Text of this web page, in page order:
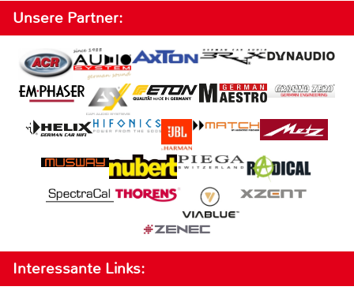
Unsere Partner:
Interessante Links: